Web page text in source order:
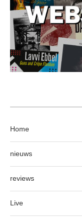
Home
nieuws
reviews
Live